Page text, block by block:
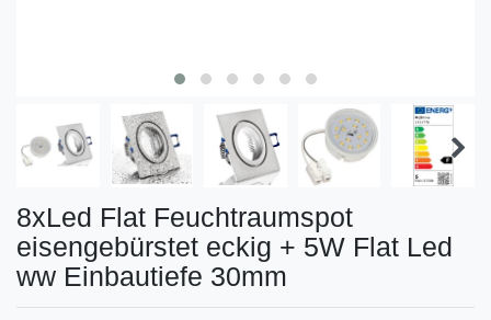
8xLed Flat Feuchtraumspot
eisengebürstet eckig + 5W Flat Led
ww Einbautiefe 30mm